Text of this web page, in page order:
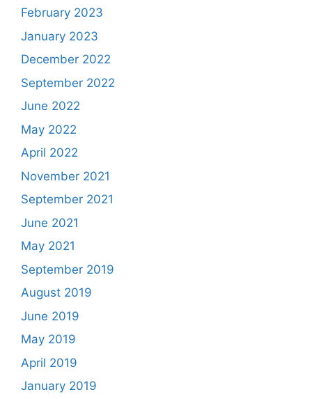
February 2023
January 2023
December 2022
September 2022
June 2022
May 2022
April 2022
November 2021
September 2021
June 2021
May 2021
September 2019
August 2019
June 2019
May 2019
April 2019
January 2019